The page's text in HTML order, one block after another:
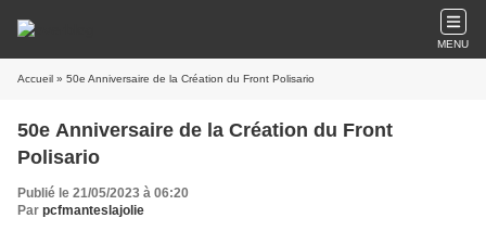
MENU
Accueil » 50e Anniversaire de la Création du Front Polisario
50e Anniversaire de la Création du Front
Polisario
Publié le 21/05/2023 à 06:20
Par pcfmanteslajolie